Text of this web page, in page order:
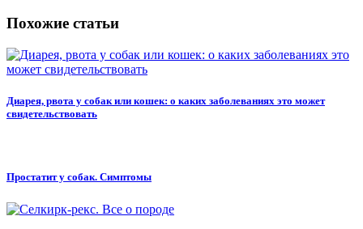
Похожие статьи
Диарея, рвота у собак или кошек: о каких заболеваниях это может
свидетельствовать
Простатит у собак. Симптомы